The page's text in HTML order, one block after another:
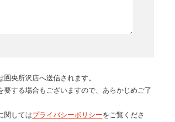
圏央所沢店へ送信されます。
要する場合もございますので、あらかじめご了
関してはプライバシーポリシーをご覧くださ